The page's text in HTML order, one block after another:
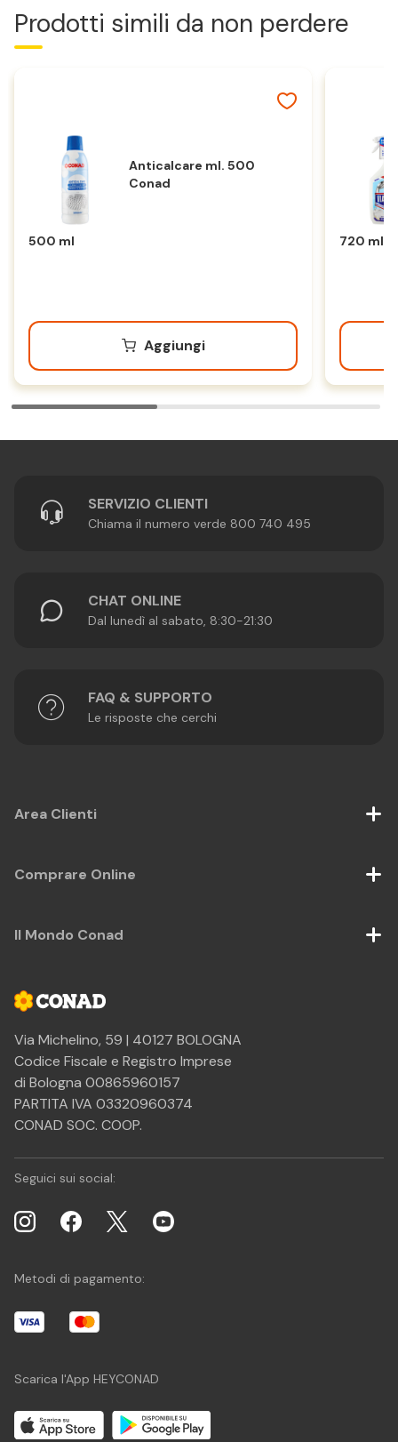
Prodotti simili da non perdere
Anticalcare ml. 500
Conad
500 ml
Aggiungi
720 ml
SERVIZIO CLIENTI
Chiama il numero verde 800 740 495
CHAT ONLINE
Dal lunedì al sabato, 8:30-21:30
FAQ & SUPPORTO
Le risposte che cerchi
Via Michelino, 59 | 40127 BOLOGNA
Codice Fiscale e Registro Imprese
di Bologna 00865960157
PARTITA IVA 03320960374
CONAD SOC. COOP.
Area Clienti
Comprare Online
Il Mondo Conad
Seguici sui social:
Metodi di pagamento:
Scarica l'App HEYCONAD